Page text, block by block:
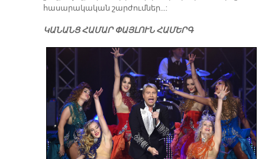
հա­սա­րա­կա­կան շար­ժում­ներ…:
ԿԱՆԱՆՑ ՀԱՄԱՐ ՓԱՅԼՈՒՆ ՀԱՄԵՐԳ